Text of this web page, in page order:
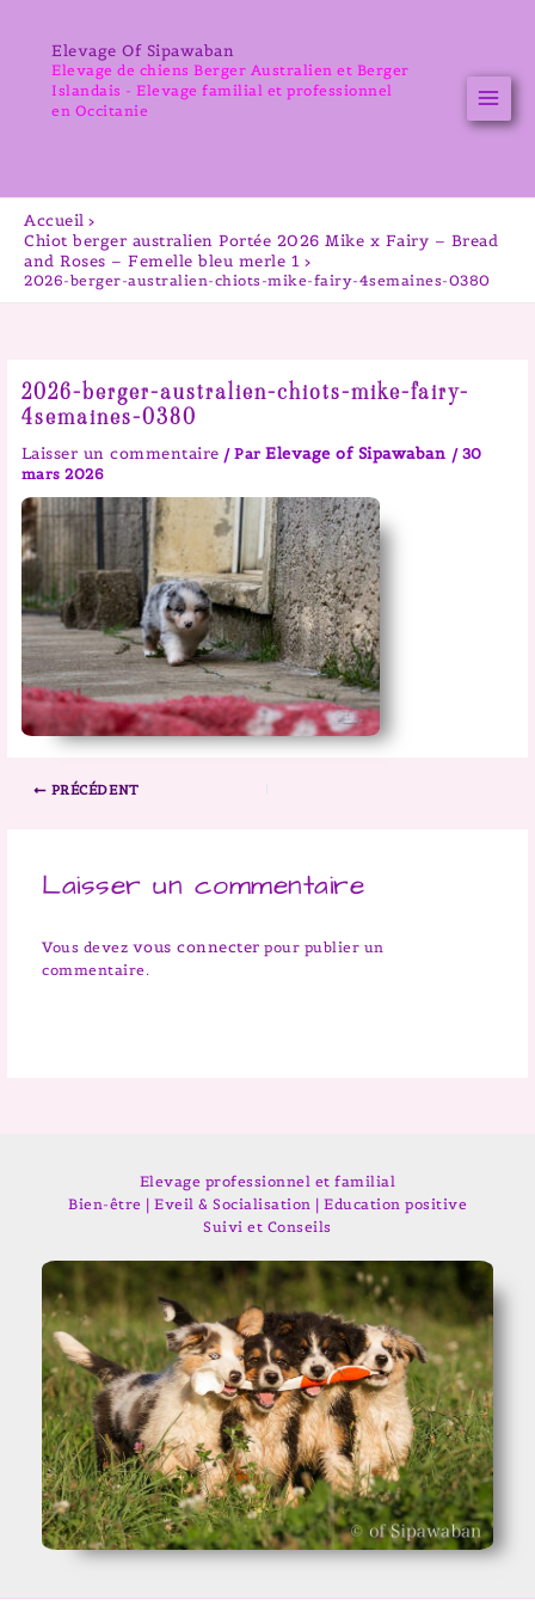
contenuElevage Of Sipawaban
Elevage de chiens Berger Australien et Berger
Islandais - Elevage familial et professionnel
en Occitanie
Accueil
Chiot berger australien Portée 2026 Mike x Fairy – Bread
and Roses – Femelle bleu merle 1
2026-berger-australien-chiots-mike-fairy-4semaines-0380
2026-berger-australien-chiots-mike-fairy-
4semaines-0380
Laisser un commentaire / ParElevage of Sipawaban / 30
mars 2026
PRÉCÉDENT
Laisser un commentaire
Vous devez vous connecter pour publier un
commentaire.
Elevage professionnel et familial
Bien-être | Eveil & Socialisation | Education positive
Suivi et Conseils